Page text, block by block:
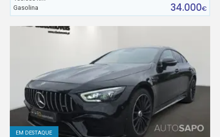
Gasolina
34.000€
EM DESTAQUE